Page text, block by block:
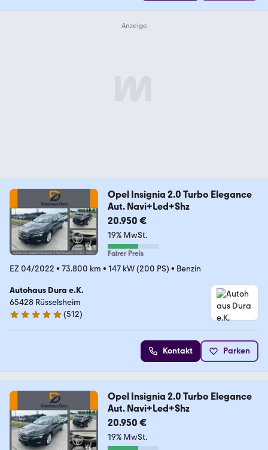
Opel Insignia 2.0 Turbo Elegance
Aut. Navi+Led+Shz
20.950 €
19% MwSt.
Fairer Preis
EZ 04/2022 • 73.800 km • 147 kW (200 PS) • Benzin
Autohaus Dura e.K.
65428 Rüsselsheim
4.8 Sterne
(512)
Kontakt Parken
Opel Insignia 2.0 Turbo Elegance
Aut. Navi+Led+Shz
20.950 €
19% MwSt.